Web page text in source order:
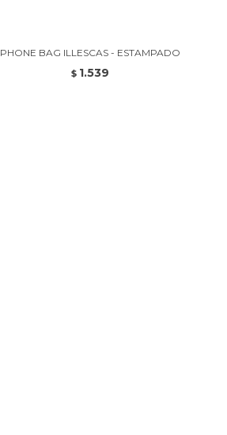
PHONE BAG ILLESCAS - ESTAMPADO
$ 1.539